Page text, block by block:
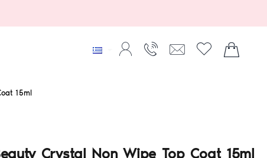
15ml
Crystal Non Wipe Top Coat 15ml